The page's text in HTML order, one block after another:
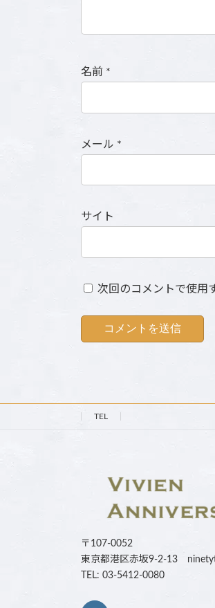
名前 *
メール *
サイト
次回のコメントで使用
TEL
〒107-0052
東京都港区赤坂9-2-13
TEL: 03-5412-0080